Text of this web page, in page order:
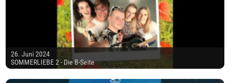
26. Juni 2024
SOMMERLIEBE 2 - Die B-Seite